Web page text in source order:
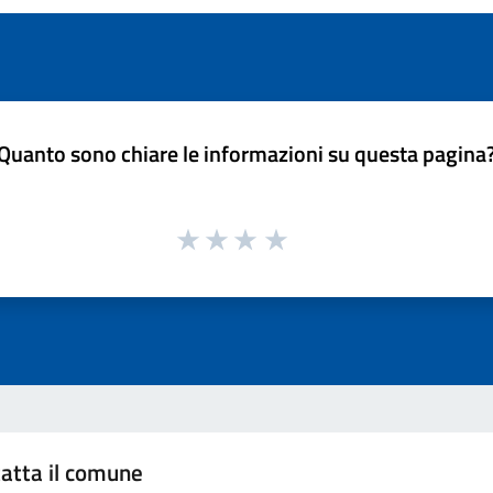
sono chiare le informazioni su questa
il comune